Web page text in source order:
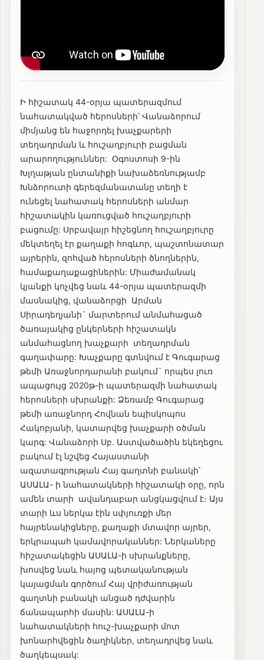
Ի հիշատակ 44-օրյա պատերազմում
նահատակված հերոսների՝ Վանաձորում
միմյանց են հաջորդել խաչքարերի
տեղադրման և հուշաղբյուրի բացման
արարողություններ: Օգոստոսի 9-ին
Խլղաթյան ընտանիքի նախաձեռնությամբ
Խնձորուտի գերեզմանատանը տեղի է
ունեցել նահատակ հերոսների անմար
հիշատակին կառուցված հուշաղբյուրի
բացումը: Սրբավայր հիշեցնող հուշաղբյուրը
մեկտեղել էր քաղաքի հոգևոր, պաշտոնատար
այրերին, զոհված հերոսների ծնողներին,
համաքաղաքացիներին: Միաժամանակ
կյանքի կոչվեց նաև 44-օրյա պատերազմի
մասնակից, վանաձորցի Արման
Սիրադեղյանի` մարտերում անմահացած
ծառայակից ընկերների հիշատակն
անմահացնող խաչքարի տեղադրման
գաղափարը: Խաչքարը գտնվում է Գուգարաց
թեմի Առաջնորդարանի բակում` որպես լուռ
ապացույց 2020թ-ի պատերազմի նահատակ
հերոսների սխրանքի: Ձեռամբ Գուգարաց
թեմի առաջնորդ Հովնան եպիսկոպոս
Հակոբյանի, կատարվեց խաչքարի օծման
կարգ: Վանաձորի Սբ. Աստվածածին եկեղեցու
բակում էլ նշվեց Հայաստանի
ազատագրության Հայ գաղտնի բանակի՝
ԱՍԱԼԱ- ի նահատակների հիշատակի օրը, որն
ամեն տարի ավանդաբար անցկացվում է։ Այս
տարի ևս ներկա էին սփյուռքի մեր
հայրենակիցները, քաղաքի մտավոր այրեր,
երկրապահ կամավորականներ: Ներկաները
հիշատակեցին ԱՍԱԼԱ-ի սխրանքները,
խոսվեց նաև հայոց պետականության
կայացման գործում Հայ վրիժառության
գաղտնի բանակի անցած դժվարին
ճանապարհի մասին: ԱՍԱԼԱ-ի
նահատակների հուշ-խաչքարի մոտ
խոնարհվեցին ծաղիկներ, տեղադրվեց նաև
ծաղկեպսակ: